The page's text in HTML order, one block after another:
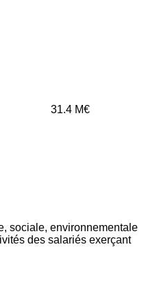
31.4 M€
sociale, environnementale
des salariés exerçant